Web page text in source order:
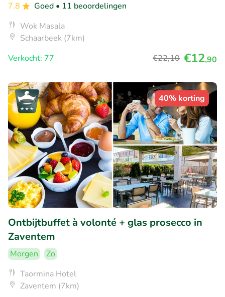
7.8 Goed • 11 beoordelingen
Wok Masala
Schaarbeek (7km)
Verkocht: 77
€22,10 €12,90
40% korting
Ontbijtbuffet à volonté + glas prosecco in
Zaventem
Morgen
Zo
Taormina Hotel
Zaventem (7km)